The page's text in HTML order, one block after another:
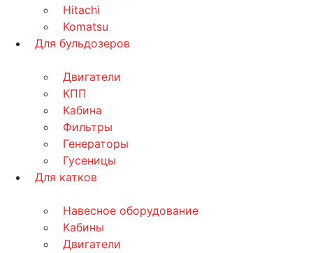
Hitachi
Komatsu
Для бульдозеров
Двигатели
КПП
Кабина
Фильтры
Генераторы
Гусеницы
Для катков
Навесное оборудование
Кабины
Двигатели